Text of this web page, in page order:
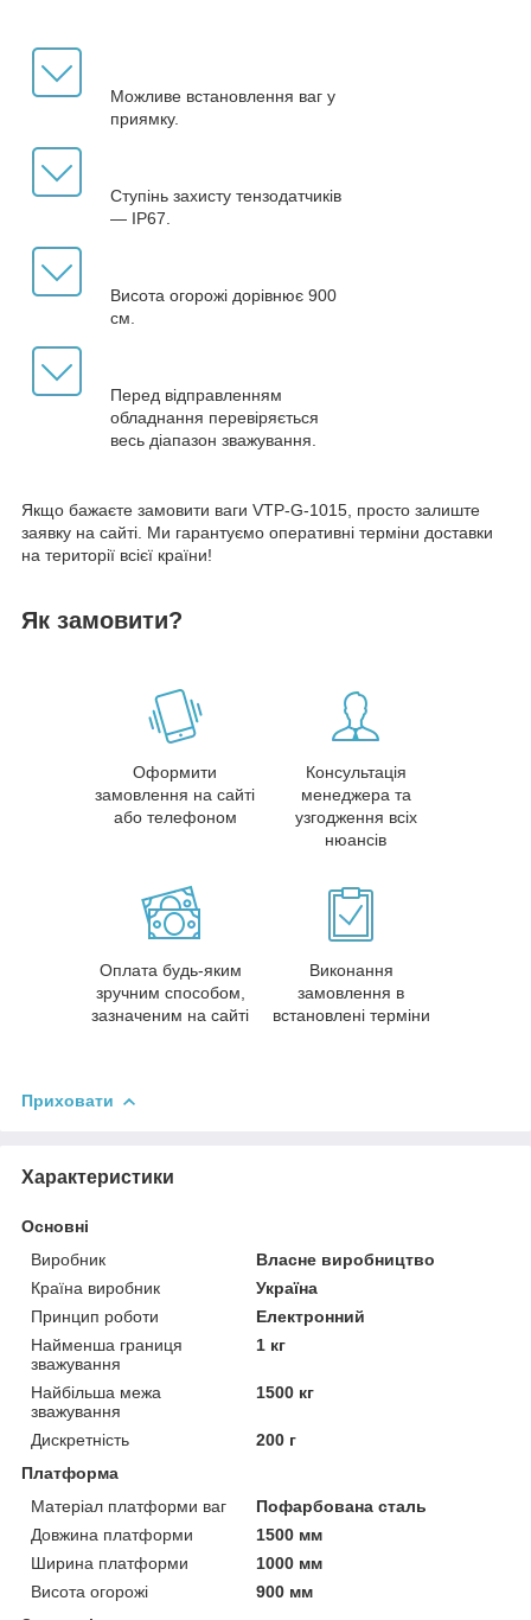
Можливе встановлення ваг у
приямку.
Ступінь захисту тензодатчиків
— IP67.
Висота огорожі дорівнює 900
см.
Перед відправленням
обладнання перевіряється
весь діапазон зважування.
Якщо бажаєте замовити ваги VTP-G-1015, просто залиште
заявку на сайті. Ми гарантуємо оперативні терміни доставки
на території всієї країни!
Як замовити?
Оформити
замовлення на сайті
або телефоном
Консультація
менеджера та
узгодження всіх
нюансів
Оплата будь-яким
зручним способом,
зазначеним на сайті
Виконання
замовлення в
встановлені терміни
Приховати
Характеристики
Основні
Виробник
Власне виробництво
Країна виробник
Україна
Принцип роботи
Електронний
Найменша границя
зважування
1 кг
Найбільша межа
зважування
1500 кг
Дискретність
200 г
Платформа
Матеріал платформи ваг
Пофарбована сталь
Довжина платформи
1500 мм
Ширина платформи
1000 мм
Висота огорожі
900 мм